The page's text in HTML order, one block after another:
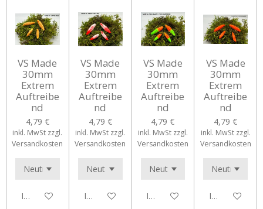
VS Made
30mm
Extrem
Auftreibe
nd
4,79 €
inkl. MwSt zzgl.
Versandkosten
In den Warenkorb
VS Made
30mm
Extrem
Auftreibe
nd
4,79 €
inkl. MwSt zzgl.
Versandkosten
In den Warenkorb
VS Made
30mm
Extrem
Auftreibe
nd
4,79 €
inkl. MwSt zzgl.
Versandkosten
In den Warenkorb
VS Made
30mm
Extrem
Auftreibe
nd
4,79 €
inkl. MwSt zzgl.
Versandkosten
In den